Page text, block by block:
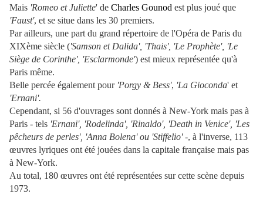
Mais 'Romeo et Juliette' de Charles Gounod est plus joué que
'Faust', et se situe dans les 30 premiers.
Par ailleurs, une part du grand répertoire de l'Opéra de Paris du
XIXème siècle ('Samson et Dalida', 'Thais', 'Le Prophète', 'Le
Siège de Corinthe', 'Esclarmonde') est mieux représentée qu'à
Paris même.
Belle percée également pour 'Porgy & Bess', 'La Gioconda' et
'Ernani'.
Cependant, si 56 d'ouvrages sont donnés à New-York mais pas à
Paris - tels 'Ernani', 'Rodelinda', 'Rinaldo', 'Death in Venice', 'Les
pêcheurs de perles', 'Anna Bolena' ou 'Stiffelio' -, à l'inverse, 113
œuvres lyriques ont été jouées dans la capitale française mais pas
à New-York.
Au total, 180 œuvres ont été représentées sur cette scène depuis
1973.